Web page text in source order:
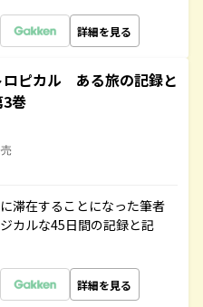
詳細を見る
ロピカル ある旅の記録と
巻
滞在することになった筆者
カルな45日間の記録と記
詳細を見る